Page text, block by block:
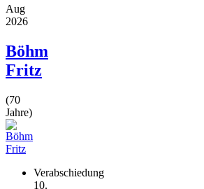
Aug
2026
Böhm
Fritz
(70
Jahre)
Verabschiedung
10.